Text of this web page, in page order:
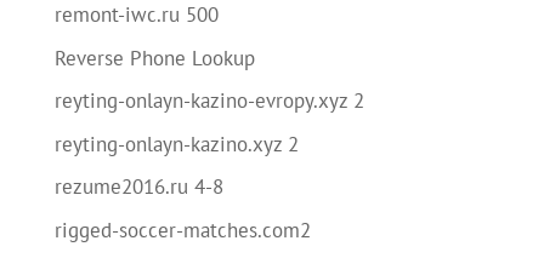
remont-iwc.ru 500
Reverse Phone Lookup
reyting-onlayn-kazino-evropy.xyz 2
reyting-onlayn-kazino.xyz 2
rezume2016.ru 4-8
rigged-soccer-matches.com2